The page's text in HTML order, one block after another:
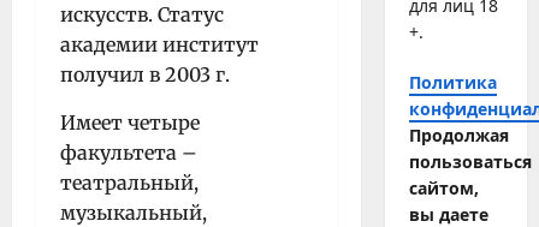
искусств. Статус
академии институт
получил в 2003 г.
Имеет четыре
факультета –
театральный,
музыкальный,
для лиц 18
+.
Политика
Продолжая
пользоваться
сайтом,
вы даете